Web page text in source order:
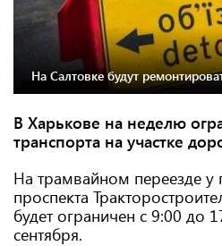
На Салтовке будут
В Харькове на неделю
транспорта на участке
На трамвайном переезде у
проспекта
будет ограничен с 9:00 до
сентября.